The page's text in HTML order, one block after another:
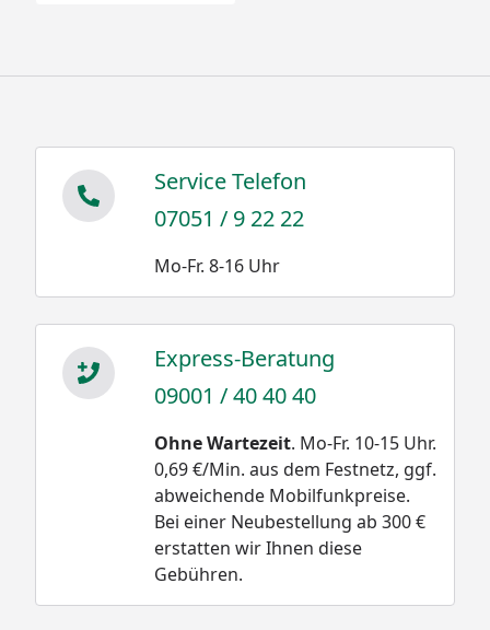
Service Telefon
07051 / 9 22 22
Mo-Fr. 8-16 Uhr
Express-Beratung
09001 / 40 40 40
Ohne Wartezeit. Mo-Fr. 10-15 Uhr.
0,69 €/Min. aus dem Festnetz, ggf.
abweichende Mobilfunkpreise.
Bei einer Neubestellung ab 300 €
erstatten wir Ihnen diese
Gebühren.